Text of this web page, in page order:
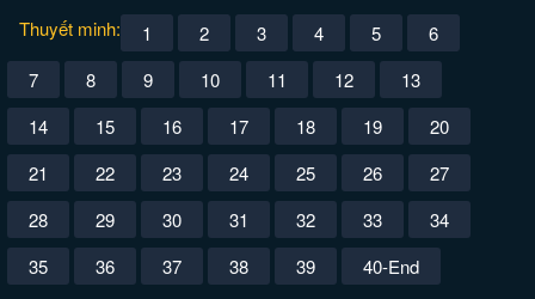
Thuyết minh: 1 2 3 4 5
6
7
8 9 10 11 12
13
14
15 16 17 18 19
20
21
22 23 24 25 26
27
28
29 30 31 32 33
34
35
36 37 38 39
40-End